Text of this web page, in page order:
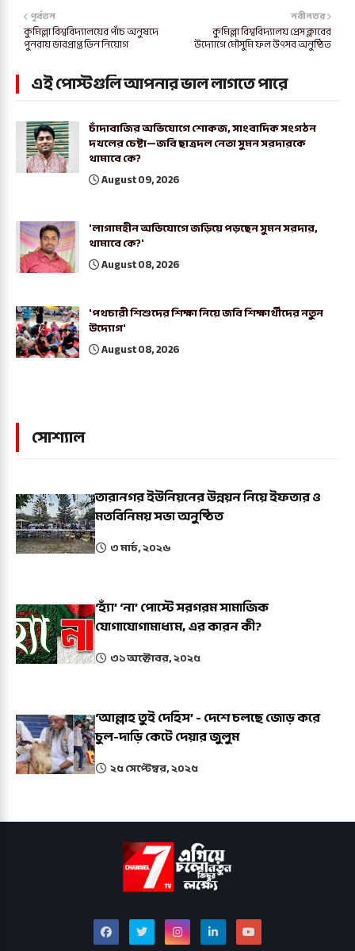
নবীনতর
কুমিল্লা বিশ্ববিদ্যালয় প্রেস ক্লাবের
উদ্যোগে মৌসুমি ফল উৎসব অনুষ্ঠিত
পূর্বতন
কুমিল্লা বিশ্ববিদ্যালয়ের পাঁচ অনুষদে
পুনরায় ভারপ্রাপ্ত ডিন নিয়োগ
এই পোস্টগুলি আপনার ভাল লাগতে পারে
চাঁদাবাজির অভিযোগে শোকজ, সাংবাদিক সংগঠন
দখলের চেষ্টা—জবি ছাত্রদল নেতা সুমন সরদারকে
থামাবে কে?
August 09, 2026
'লাগামহীন অভিযোগে জড়িয়ে পড়ছেন সুমন সরদার,
থামাবে কে?'
August 08, 2026
'পথচারী শিশুদের শিক্ষা নিয়ে জবি শিক্ষার্থীদের নতুন
উদ্যোগ'
August 08, 2026
সোশ্যাল
তারানগর ইউনিয়নের উন্নয়ন নিয়ে ইফতার ও
মতবিনিময় সভা অনুষ্ঠিত
৩ মার্চ, ২০২৬
‘হ্যাঁ’ ‘না’ পোস্টে সরগরম সামাজিক
যোগাযোগামাধ্যম, এর কারন কী?
৩১ অক্টোবর, ২০২৫
‘আল্লাহ তুই দেহিস’ - দেশে চলছে জোড় করে
চুল-দাড়ি কেটে দেয়ার জুলুম
২৫ সেপ্টেম্বর, ২০২৫